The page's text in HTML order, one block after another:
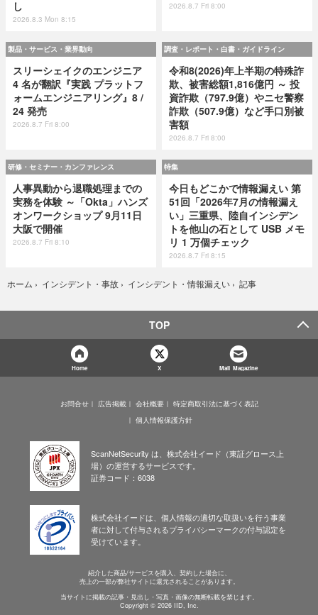
し
2026.8.3 Mon 8:15
2026.8.7 Fri 8:00
製品・サービス・業界動向
スリーシェイクのエンジニア
4 名が翻訳『実践 プラットフ
ォームエンジニアリング』8 /
24 発売
2026.8.7 Fri 8:00
調査・レポート・白書・ガイドライン
令和8(2026)年上半期の特殊詐
欺、被害総額1,816億円 ～ 投
資詐欺（797.9億）やニセ警察
詐欺（507.9億）など手口別被
害額
2026.8.7 Fri 8:00
研修・セミナー・カンファレンス
人事異動から退職処理までの
実務を体験 ～「Okta」ハンズ
オンワークショップ 9月11日
大阪で開催
2026.8.7 Fri 8:10
特集
今日もどこかで情報漏えい 第
51回「2026年7月の情報漏え
い」三重県、陸自インシデン
トを他山の石として USB メモ
リ 1 万個チェック
2026.8.7 Fri 8:15
ホーム › インシデント・事故 › インシデント・情報漏えい › 記事
TOP
Home X Mail Magazine
お問合せ 広告掲載 会社概要
特定商取引法に基づく表記
個人情報保護方針
ScanNetSecurity は、株式会社イード（東証グロース上
場）の運営するサービスです。
証券コード：6038
株式会社イードは、個人情報の適切な取扱いを行う事業
者に対して付与されるプライバシーマークの付与認定を
受けています。
紹介した商品/サービスを購入、契約した場合に、
売上の一部が弊社サイトに還元されることがあります。
当サイトに掲載の記事・見出し・写真・画像の無断転載を禁じます。
Copyright © 2026 IID, Inc.